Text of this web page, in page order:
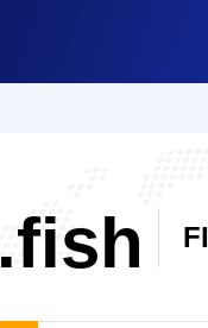
.fish